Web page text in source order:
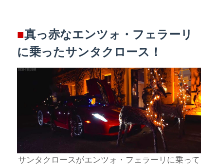
■真っ赤なエンツォ・フェラーリ
に乗ったサンタクロース！
サンタクロースがエンツォ・フェラーリに乗って